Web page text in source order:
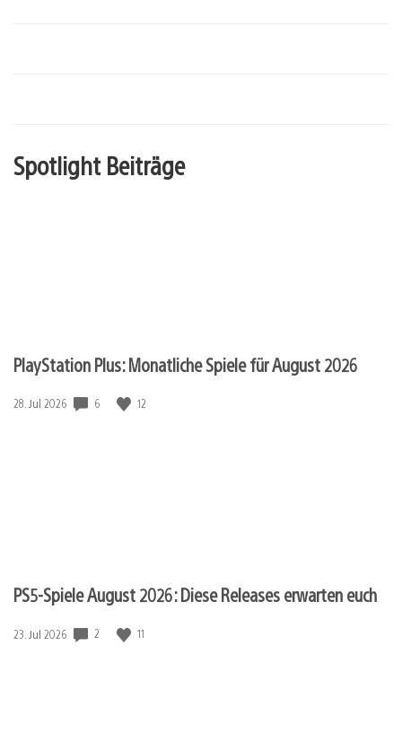
Spotlight Beiträge
PlayStation Plus: Monatliche Spiele für August 2026
Veröffentlichungsdatum:
28. Jul 2026 6 12
PS5-Spiele August 2026: Diese Releases erwarten euch
Veröffentlichungsdatum:
23. Jul 2026 2 11